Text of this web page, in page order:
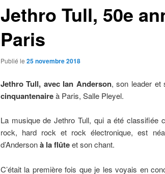
Jethro Tull, 50e
Paris
Publié le 25 novembre 2018
Jethro Tull, avec Ian Anderson, son leader et
cinquantenaireà Paris, Salle Pleyel.
La musique de Jethro Tull, qui a été
rock, hard rock et rock électronique, est
d’Andersonà la flûteet son chant.
C’était la première fois que je les voyais en